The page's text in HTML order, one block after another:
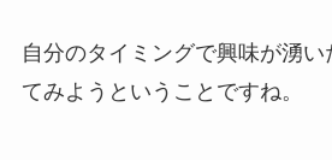
自分のタイミングで興味が湧
てみようということですね。